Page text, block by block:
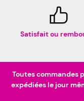
Satisfait ou
Toutes commandes
expédiées le jour